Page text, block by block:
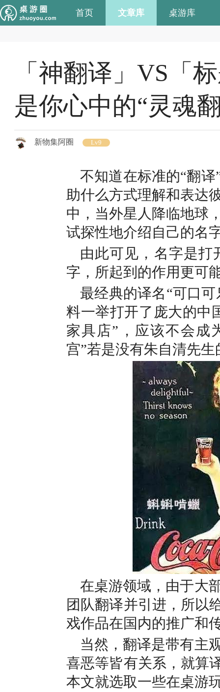
首页 文章库 桌游库
「神翻译」VS
是你心中的“灵魂
新物集阿圈 Lv9
不知道在标准的“翻
助什么方式理解和表达
中，当外星人降临地球
试探性地介绍自己的名
由此可见，名字是打
字，所起到的作用更可
最经典的译名“可口
料一举打开了庞大的中
家具店”，应该不会成
宫”若是没有朱自清先
在桌游领域，由于大
团队翻译并引进，所以
戏作品在国内的推广和
当然，翻译是带有主
喜恶等皆有关系，就算
本文就选取一些在桌游